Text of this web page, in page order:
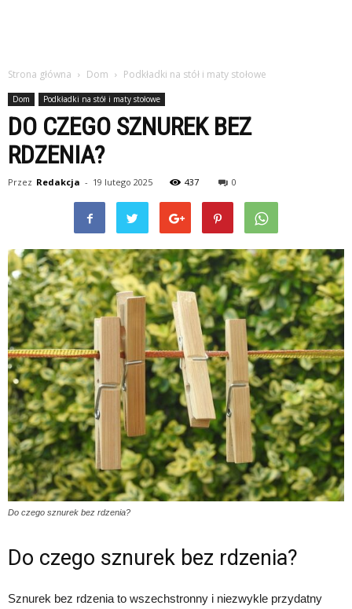
Strona główna Dom Podkładki na stół i maty stołowe
Dom Podkładki na stół i maty stołowe
DO CZEGO SZNUREK BEZ
RDZENIA?
Przez Redakcja - 19 lutego 2025 437 0
Do czego sznurek bez rdzenia?
Do czego sznurek bez rdzenia?
Sznurek bez rdzenia to wszechstronny i niezwykle przydatny